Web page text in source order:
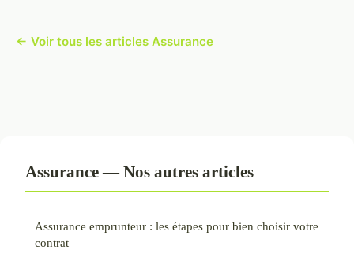
← Voir tous les articles Assurance
Assurance — Nos autres articles
Assurance emprunteur : les étapes pour bien choisir votre
contrat